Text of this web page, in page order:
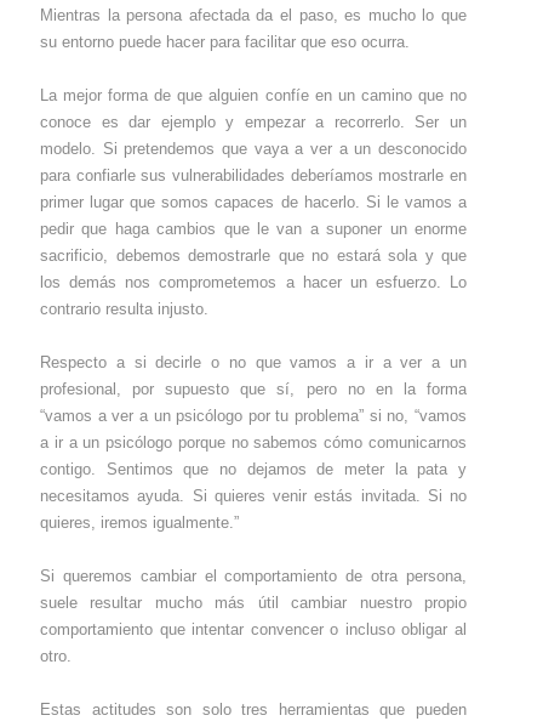
Mientras la persona afectada da el paso, es mucho lo que
su entorno puede hacer para facilitar que eso ocurra.
La mejor forma de que alguien confíe en un camino que no
conoce es dar ejemplo y empezar a recorrerlo. Ser un
modelo. Si pretendemos que vaya a ver a un desconocido
para confiarle sus vulnerabilidades deberíamos mostrarle en
primer lugar que somos capaces de hacerlo. Si le vamos a
pedir que haga cambios que le van a suponer un enorme
sacrificio, debemos demostrarle que no estará sola y que
los demás nos comprometemos a hacer un esfuerzo. Lo
contrario resulta injusto.
Respecto a si decirle o no que vamos a ir a ver a un
profesional, por supuesto que sí, pero no en la forma
“vamos a ver a un psicólogo por tu problema” si no, “vamos
a ir a un psicólogo porque no sabemos cómo comunicarnos
contigo. Sentimos que no dejamos de meter la pata y
necesitamos ayuda. Si quieres venir estás invitada. Si no
quieres, iremos igualmente.”
Si queremos cambiar el comportamiento de otra persona,
suele resultar mucho más útil cambiar nuestro propio
comportamiento que intentar convencer o incluso obligar al
otro.
Estas actitudes son solo tres herramientas que pueden